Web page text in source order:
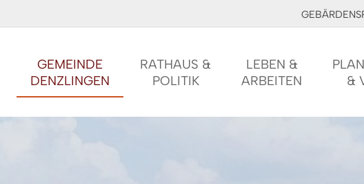
GEMEINDE
DENZLINGEN
RATHAUS &
POLITIK
LEBEN &
ARBEITEN
&